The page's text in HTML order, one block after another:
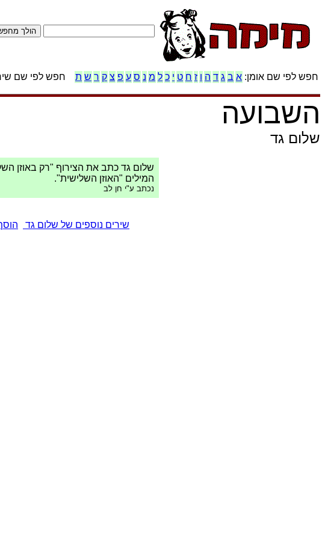
חפש לפי שם אומן: א ב ג ד ה ו ז ח ט י כ ל מ נ ס ע פ צ ק ר ש ת חפש לפי שם
השבועה
שלום גד
שלום גד כתב את הצירוף "רק באוזן
המילים "האוזן השלישית".
נכתב ע"י חן לב
שירים נוספים של שלום גד